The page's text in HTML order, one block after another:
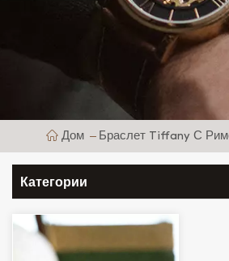
Дом Браслет Tiffany С
Категории